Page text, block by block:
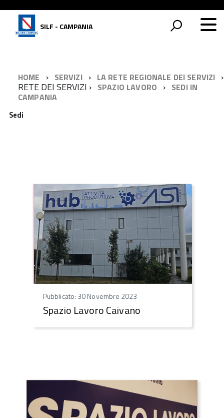
SILF - CAMPANIA
HOME SERVIZI LA RETE REGIONALE DEI SERVIZI
RETE DEI SERVIZI SPAZIO LAVORO
SEDI IN
CAMPANIA
Sedi
Pubblicato: 30 Novembre 2023
Spazio Lavoro Caivano